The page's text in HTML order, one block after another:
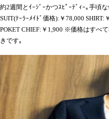
約2週間とｲｰｼﾞｰかつｽﾋﾟｰﾃﾞｨｰ｡手頃
SUIT(ﾃｰﾗｰﾒｲﾄﾞ価格):￥78,000 SHIRT:
POKET CHIEF:￥1,900 ※価格はすべ
きです｡